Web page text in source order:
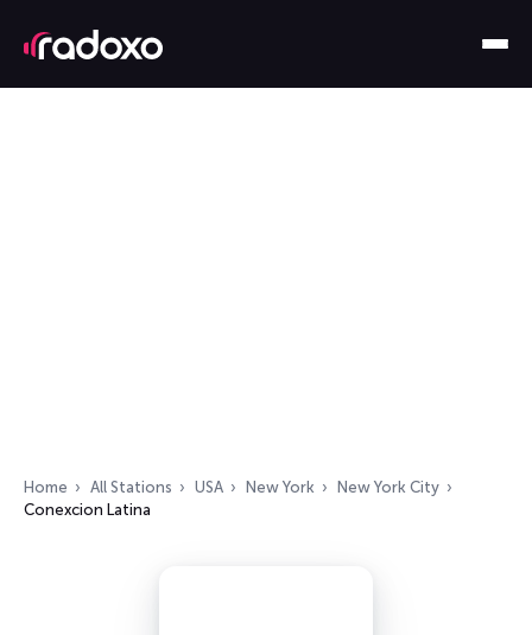
Home All Stations USA New York
New York City
Conexcion Latina